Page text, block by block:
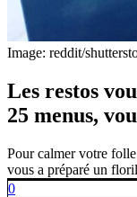
Image: reddit/
Les restos
25 menus,
Pour calmer votre
vous a préparé un
0